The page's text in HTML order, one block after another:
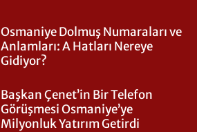
Osmaniye Dolmuş Numaraları ve
Anlamları: A Hatları Nereye
Gidiyor?
Başkan Çenet’in Bir Telefon
Görüşmesi Osmaniye’ye
Milyonluk Yatırım Getirdi